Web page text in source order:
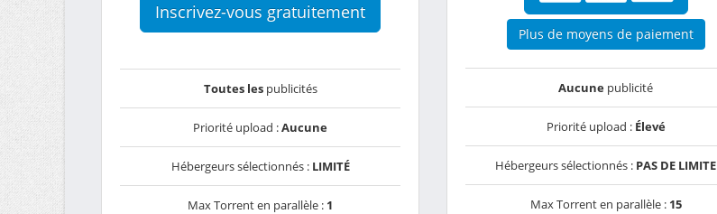
Inscrivez-vous gratuitement
Toutes lespublicités
Priorité upload :Aucune
Hébergeurs sélectionnés : LIMITÉ
Max Torrent en parallèle : 1
Plus de moyens de paiement
Aucune publicité
Priorité upload : Élevé
Hébergeurs sélectionnés : PAS DE LIMITE
Max Torrent en parallèle : 15